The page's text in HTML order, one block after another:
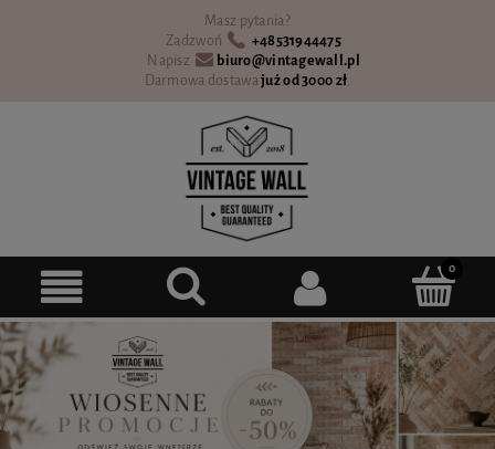
Masz pytania?
Zadzwoń
+48531944475
Napisz
biuro@vintagewall.pl
Darmowa dostawajuż od 3000 zł.